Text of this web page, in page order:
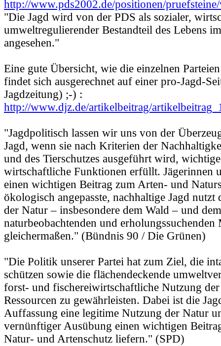
http://www.pds2002.de/positionen/
"Die Jagd wird von der PDS als sozialer,
umweltregulierender Bestandteil des Lebens
angesehen."
Eine gute Übersicht, wie die einzelnen
findet sich ausgerechnet auf einer pro-Jagd-
Jagdzeitung) ;-) :
http://www.djz.de/artikelbeitrag/
"Jagdpolitisch lassen wir uns von der
Jagd, wenn sie nach Kriterien der
und des Tierschutzes ausgeführt wird,
wirtschaftliche Funktionen erfüllt. Jägerinnen
einen wichtigen Beitrag zum Arten- und
ökologisch angepasste, nachhaltige Jagd nutzt
der Natur – insbesondere dem Wald – und dem
naturbeobachtenden und erholungssuchenden
gleichermaßen." (Bündnis 90 / Die Grünen)
"Die Politik unserer Partei hat zum Ziel, die
schützen sowie die flächendeckende
forst- und fischereiwirtschaftliche Nutzung
Ressourcen zu gewährleisten. Dabei ist die
Auffassung eine legitime Nutzung der Natur
vernünftiger Ausübung einen wichtigen
Natur- und Artenschutz liefern." (SPD)